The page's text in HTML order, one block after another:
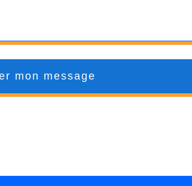
mon message